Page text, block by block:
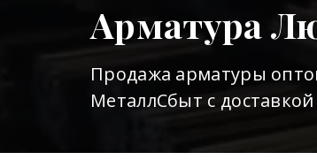
Арматура
Продажа арматуры
МеталлСбыт с